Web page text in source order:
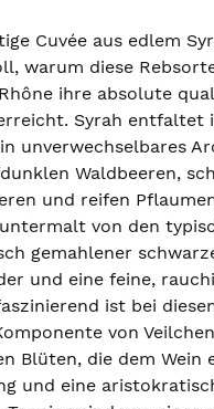
Cuvée aus edlem
warum diese
ihre absolute
Syrah entfaltet
unverwechselbares
Waldbeeren,
und reifen
von den
gemahlener
und eine feine,
ist bei
von
Blüten, die dem Wein
und eine